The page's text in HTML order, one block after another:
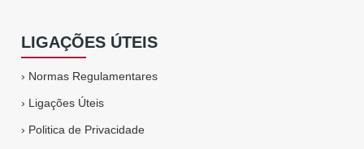
LIGAÇÕES ÚTEIS
› Normas Regulamentares
› Ligações Úteis
› Politica de Privacidade